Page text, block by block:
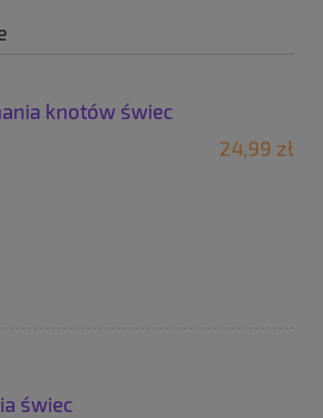
knotów świec
24,99 zł
świec